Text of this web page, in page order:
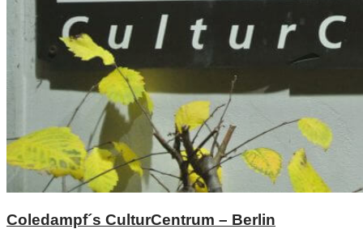
Coledampf´s CulturCentrum – Berlin